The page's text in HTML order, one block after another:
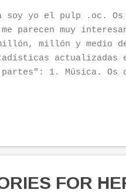
soy yo el pulp .oc. Os
me parecen muy
millón y medio
actualizadas
1. Música. Os
unidas a la otra
mensajes del
tener las zapas
FOR